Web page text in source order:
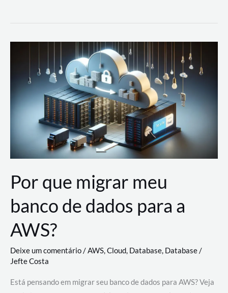
Soluções
AWS
Por que migrar meu
banco de dados para a
AWS?
Deixe um comentário/AWS,Cloud, Database, Database/
Jefte Costa
Está pensando em migrar seu banco de dados para AWS? Veja